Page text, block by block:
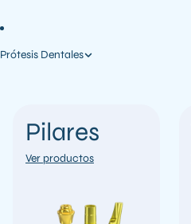
Prótesis Dentales
Pilares
Ver productos